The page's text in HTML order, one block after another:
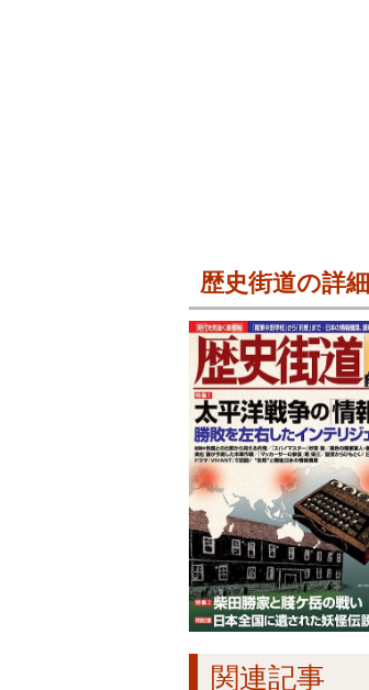
歴史街道の詳
関連記事